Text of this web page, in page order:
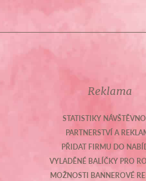
Reklama
STATISTIKY
PARTNERSTVÍ A
PŘIDAT FIRMU DO
VYLADĚNÉ BALÍČKY PRO
MOŽNOSTI BANNEROVÉ